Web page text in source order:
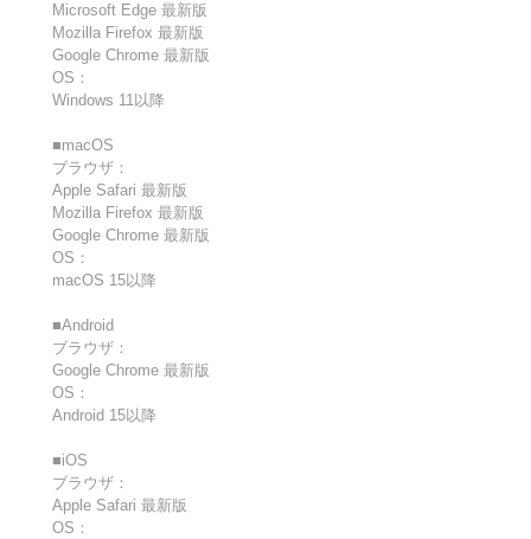
Microsoft Edge 最新版
Mozilla Firefox 最新版
Google Chrome 最新版
OS：
Windows 11以降
■macOS
ブラウザ：
Apple Safari 最新版
Mozilla Firefox 最新版
Google Chrome 最新版
OS：
macOS 15以降
■Android
ブラウザ：
Google Chrome 最新版
OS：
Android 15以降
■iOS
ブラウザ：
Apple Safari 最新版
OS：